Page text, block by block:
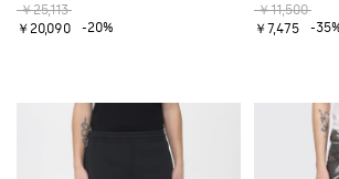
￥25,113
￥20,090
-20%
￥11,500
￥7,475
-